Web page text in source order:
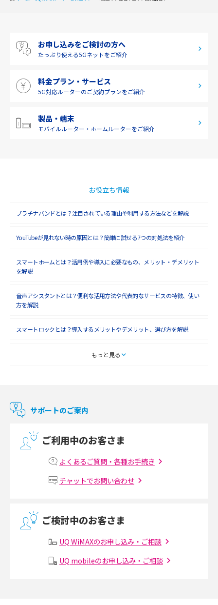
九州・沖縄お申し込みをご検討の方へ
たっぷり使える5Gネットをご紹介
料金プラン・サービス
5G対応ルーターのご契約プランをご紹介
製品・端末
モバイルルーター・ ホームルーターをご紹介
お役立ち情報
プラチナバンドとは？注目されている理由や利用する方法などを解説
YouTubeが見れない時の原因とは？簡単に試せる7つの対処法を紹介
スマートホームとは？活用例や導入に必要なもの、メリット・デメリット
を解説
音声アシスタントとは？便利な活用方法や代表的なサービスの特徴、使い
方を解説
スマートロックとは？導入するメリットやデメリット、選び方を解説
スマートテレビとは？特徴や選び方、使い方をわかりやすく解説
マンションで使えるWi-Fiは？種類ごとの特徴や選び方を紹介
マンションで光回線の利用を始める手順は？設備状況の確認方法も解説
Wi-Fiルーターの設定方法をわかりやすく解説！事前に準備すべきものも紹
無線LANとは？メリット・デメリットや接続方法を解説
メッシュWi-Fiとは？仕組みやメリット・デメリット、中継機との違いを解
もっと見る
サポートのご案内
ご利用中のお客さま
よくあるご質問・各種お手続き
チャットでお問い合わせ
ご検討中のお客さま
UQ WiMAXのお申し込み・ご相談
UQ mobileのお申し込み・ご相談